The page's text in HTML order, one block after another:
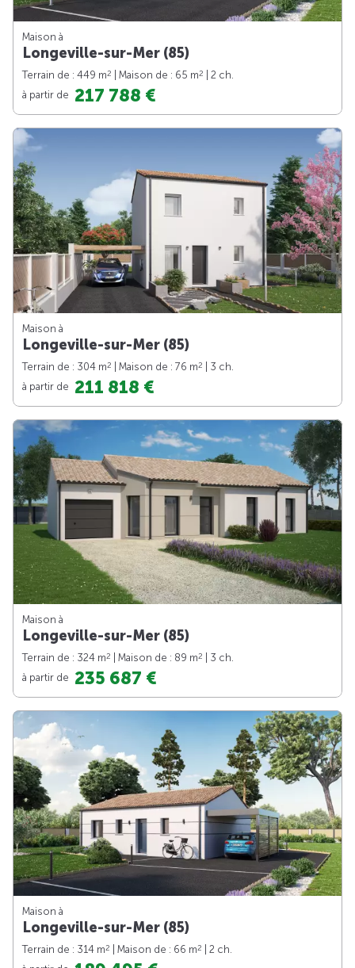
Maison à
Longeville-sur-Mer (85)
Terrain de : 449 m2 | Maison de : 65 m2
| 2 ch.
à partir de 217 788 €
Maison à
Longeville-sur-Mer (85)
Terrain de : 304 m2 | Maison de : 76 m2
| 3 ch.
à partir de 211 818 €
Maison à
Longeville-sur-Mer (85)
Terrain de : 324 m2 | Maison de : 89 m2
| 3 ch.
à partir de 235 687 €
Maison à
Longeville-sur-Mer (85)
Terrain de : 314 m2 | Maison de : 66 m2
| 2 ch.